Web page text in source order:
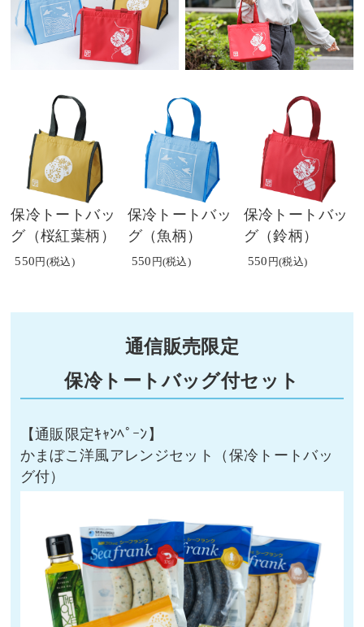
保冷トートバッ
グ（桜紅葉柄）
550
保冷トートバッ
グ（魚柄）
550
保冷トートバッ
グ（鈴柄）
550
通信販売限定
保冷トートバッグ付セット
かまぼこ洋風アレンジセット